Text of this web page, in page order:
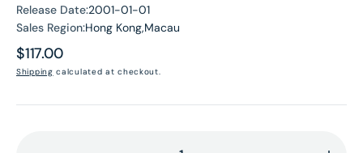
Release Date:2001-01-01
Sales Region:Hong Kong,Macau
Regular
price
$117.00
Shipping calculated at checkout.